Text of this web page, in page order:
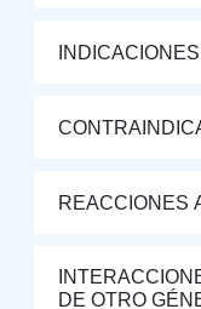
REACCIONES
DE OTRO